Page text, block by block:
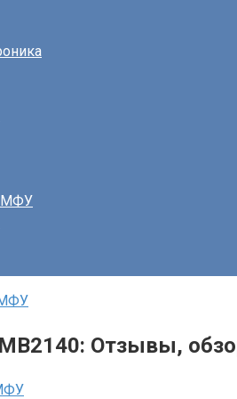
МФУ
MB2140: Отзывы,